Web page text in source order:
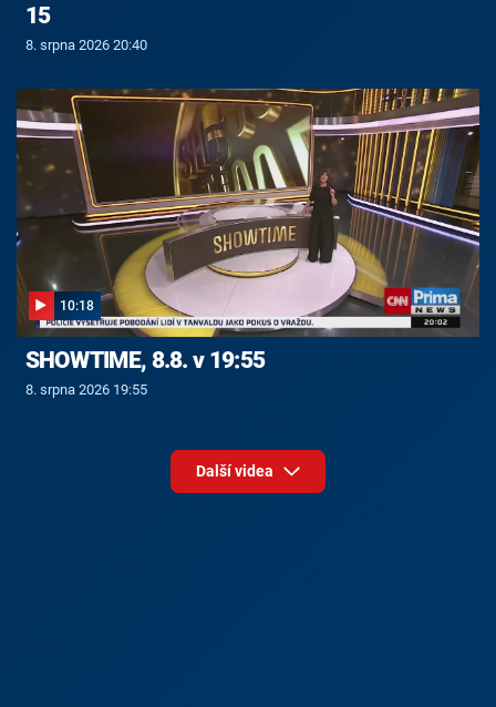
15
8. srpna 2026 20:40
10:18
SHOWTIME, 8.8. v 19:55
8. srpna 2026 19:55
Další videa